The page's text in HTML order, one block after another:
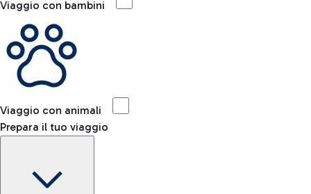
Viaggio con bambini
Viaggio con animali
Prepara il tuo viaggio